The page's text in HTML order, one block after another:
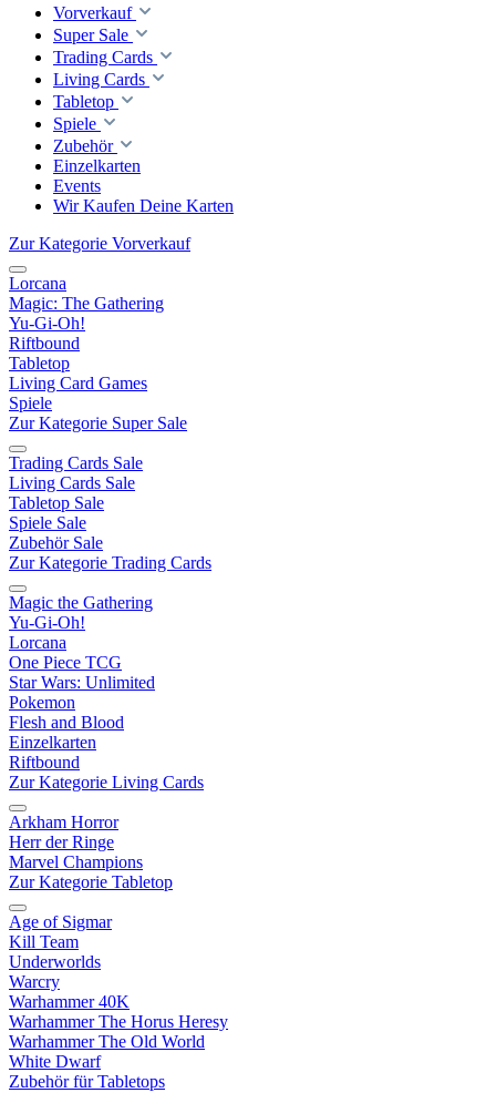
Vorverkauf
Super Sale
Trading Cards
Living Cards
Tabletop
Spiele
Zubehör
Einzelkarten
Events
Wir Kaufen Deine Karten
Zur Kategorie Vorverkauf
Lorcana
Magic: The Gathering
Yu-Gi-Oh!
Riftbound
Tabletop
Living Card Games
Spiele
Zur Kategorie Super Sale
Trading Cards Sale
Living Cards Sale
Tabletop Sale
Spiele Sale
Zubehör Sale
Zur Kategorie Trading Cards
Magic the Gathering
Yu-Gi-Oh!
Lorcana
One Piece TCG
Star Wars: Unlimited
Pokemon
Flesh and Blood
Einzelkarten
Riftbound
Zur Kategorie Living Cards
Arkham Horror
Herr der Ringe
Marvel Champions
Zur Kategorie Tabletop
Age of Sigmar
Kill Team
Underworlds
Warcry
Warhammer 40K
Warhammer The Horus Heresy
Warhammer The Old World
White Dwarf
Zubehör für Tabletops